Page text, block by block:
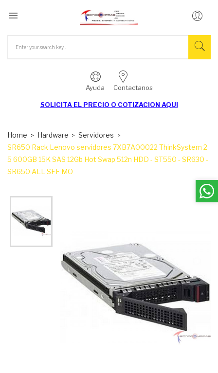

Ayuda Contactanos
SOLICITA EL PRECIO O COTIZACION AQUI
Home Hardware
Servidores
SR650 Rack Lenovo servidores 7XB7A00022 ThinkSystem 2
5 600GB 15K SAS 12Gb Hot Swap 512n HDD - ST550 - SR630 -
SR650 ALL SFF MO